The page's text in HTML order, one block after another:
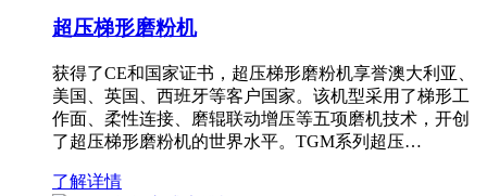
超压梯形磨粉机
获得了CE和国家证书，超压梯形磨粉机享誉澳大利亚、
美国、英国、西班牙等客户国家。该机型采用了梯形工
作面、柔性连接、磨辊联动增压等五项磨机技术，开创
了超压梯形磨粉机的世界水平。TGM系列超压…
了解详情